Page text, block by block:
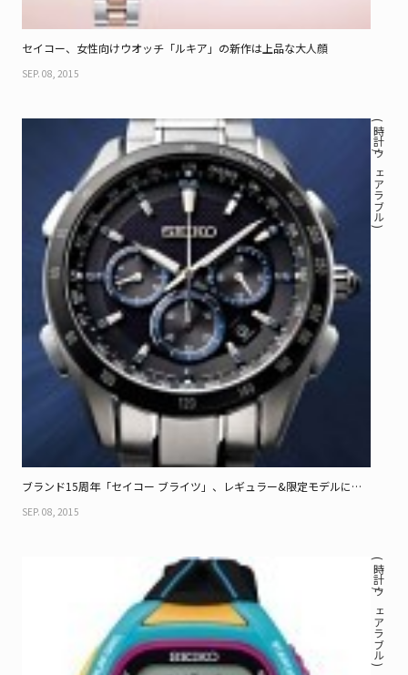
セイコー、女性向けウオッチ「ルキア」の新作は上品な大人顔
SEP. 08, 2015
ブランド15周年「セイコー ブライツ」、レギュラー&限定モデルに新
SEP. 08, 2015
( 時計 / ウェアラブル )
( 時計 / ウェアラブル )